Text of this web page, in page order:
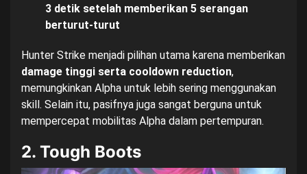
3 detik setelah memberikan 5 serangan
berturut-turut
Hunter Strike menjadi pilihan utama karena memberikan
damage tinggi serta cooldown reduction,
memungkinkan Alpha untuk lebih sering menggunakan
skill. Selain itu, pasifnya juga sangat berguna untuk
mempercepat mobilitas Alpha dalam pertempuran.
2. Tough Boots